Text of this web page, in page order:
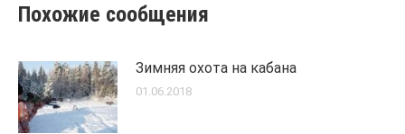
Похожие сообщения
Зимняя охота на кабана
01.06.2018